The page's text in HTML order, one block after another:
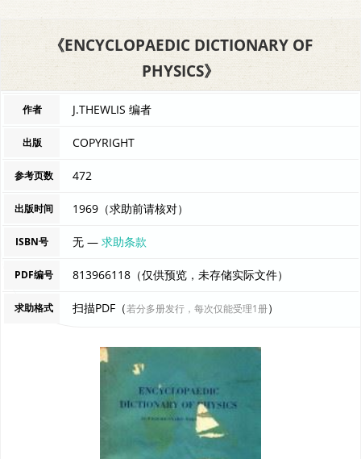
《ENCYCLOPAEDIC DICTIONARY OF
PHYSICS》
作者 J.THEWLIS 编者
出版 COPYRIGHT
参考页数 472
出版时间 1969（求助前请核对）
ISBN号 无 —求助条款
PDF编号 813966118（仅供预览，未存储实际文件）
求助格式 扫描PDF（若分多册发行，每次仅能受理1册）